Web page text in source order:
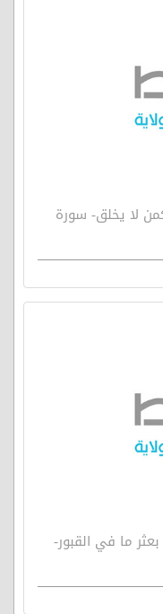
يخلق كمن لا يخلق- سورة
إذا بعثر ما في القبور-